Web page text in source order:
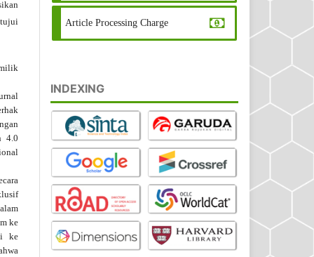
4.0
ke
ke
Article Processing Charge
INDEXING